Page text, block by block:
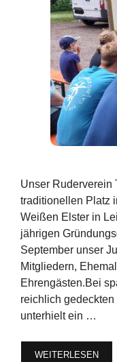
Unser Ruderverein
traditionellen Platz
Weißen Elster in
jährigen
September unser
Mitgliedern,
Ehrengästen.Bei
reichlich
unterhielt ein …
WEITERLESEN